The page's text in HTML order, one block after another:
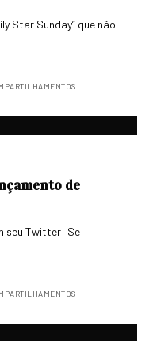
Star Sunday” que não
de
seu Twitter: Se